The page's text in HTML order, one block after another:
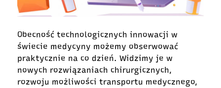
Obecność technologicznych innowacji w
świecie medycyny możemy obserwować
praktycznie na co dzień. Widzimy je w
nowych rozwiązaniach chirurgicznych,
rozwoju możliwości transportu medycznego,